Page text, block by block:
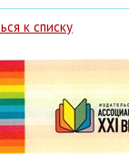
к списку